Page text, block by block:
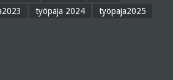
työpaja 2024
työpaja2025